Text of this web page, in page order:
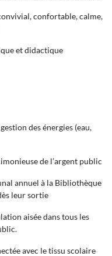
confortable, calme,
et didactique
des énergies (eau,
de l’argent public
annuel à la Bibliothèque
leur sortie
aisée dans tous les
avec le tissu scolaire